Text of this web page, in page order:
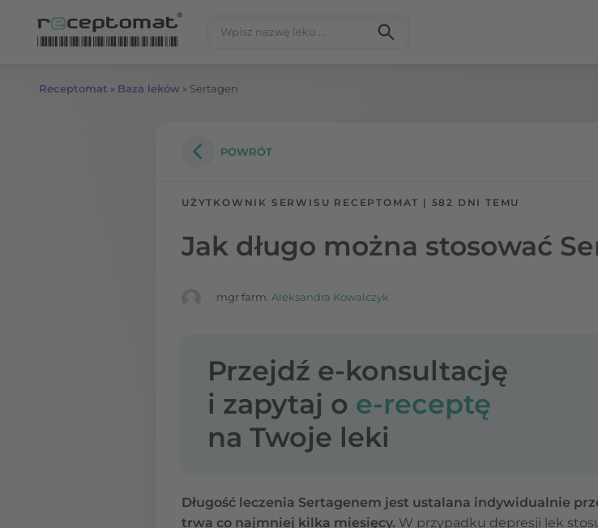
Receptomat » Baza leków » Sertagen
POWRÓT
UŻYTKOWNIK SERWISU RECEPTOMAT | 582 DNI TEMU
Jak długo można stosować
mgr farm. Aleksandra Kowalczyk
Przejdź e-konsultację
i zapytaj o e-receptę
na Twoje leki
Długość leczenia Sertagenem jest ustalana indywidualnie
trwa co najmniej kilka miesięcy. W przypadku depresji lek